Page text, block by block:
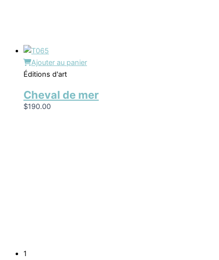
Ajouter au panier
Éditions d'art
Cheval de mer
$190.00
1